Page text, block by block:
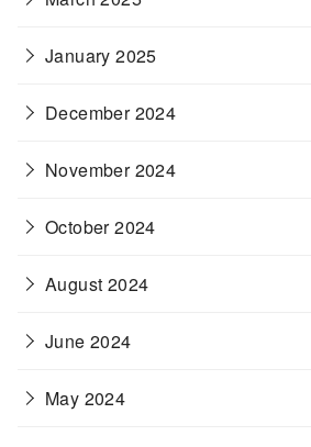
January 2025
December 2024
November 2024
October 2024
August 2024
June 2024
May 2024